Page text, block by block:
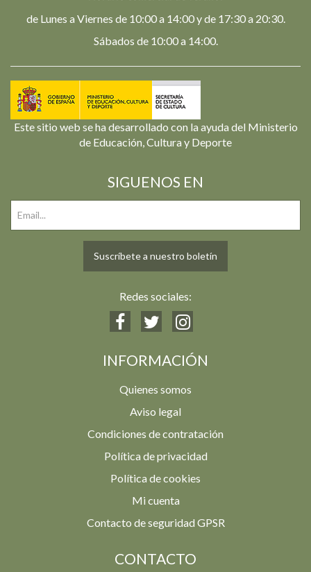
de Lunes a Viernes de 10:00 a 14:00 y de 17:30 a 20:30.
Sábados de 10:00 a 14:00.
Este sitio web se ha desarrollado con la ayuda del Ministerio
de Educación, Cultura y Deporte
SIGUENOS EN
Suscríbete a nuestro boletín
Redes sociales:
INFORMACIÓN
Quienes somos
Aviso legal
Condiciones de contratación
Política de privacidad
Política de cookies
Mi cuenta
Contacto de seguridad GPSR
CONTACTO